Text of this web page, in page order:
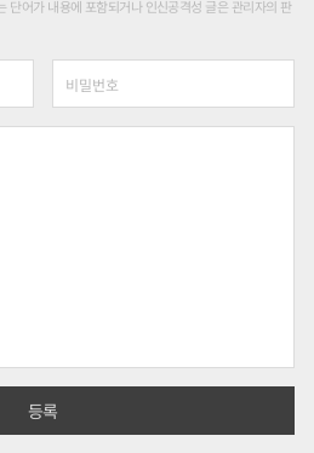
단어가 내용에 포함되거나 인신공격성 글은 관리자의 판